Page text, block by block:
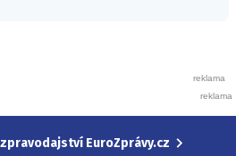
EuroZprávy.cz